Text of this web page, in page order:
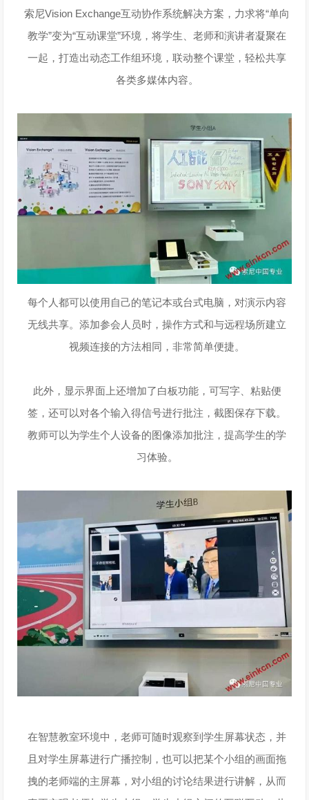
索尼Vision Exchange互动协作系统解决方案，力求将“单向
教学”变为“互动课堂”环境，将学生、老师和演讲者凝聚在
一起，打造出动态工作组环境，联动整个课堂，轻松共享
各类多媒体内容。
每个人都可以使用自己的笔记本或台式电脑，对演示内容
无线共享。添加参会人员时，操作方式和与远程场所建立
视频连接的方法相同，非常简单便捷。
此外，显示界面上还增加了白板功能，可写字、粘贴便
签，还可以对各个输入得信号进行批注，截图保存下载。
教师可以为学生个人设备的图像添加批注，提高学生的学
习体验。
在智慧教室环境中，老师可随时观察到学生屏幕状态，并
且对学生屏幕进行广播控制，也可以把某个小组的画面拖
拽的老师端的主屏幕，对小组的讨论结果进行讲解，从而